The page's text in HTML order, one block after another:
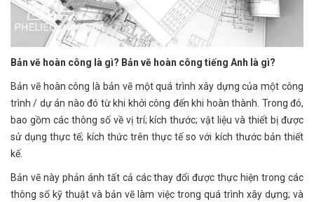
Bản vẽ hoàn công là gì? Bản vẽ hoàn công tiếng Anh là gì?
Bản vẽ hoàn công là bản vẽ một quá trình xây dựng của một công
trình / dự án nào đó từ khi khởi công đến khi hoàn thành. Trong đó,
bao gồm các thông số về vị trí; kích thước; vật liệu và thiết bị được
sử dụng thực tế; kích thức trên thực tế so với kích thước bản thiết
kế.
Bản vẽ này phản ánh tất cả các thay đổi được thực hiện trong các
thông số kỹ thuật và bản vẽ làm việc trong quá trình xây dựng; và